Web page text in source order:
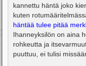
kannettu häntä joko
kuten
häntää tulee pitää
Ihanneyksilön on aina
rohkeutta ja
puuttuu, ei tulisi